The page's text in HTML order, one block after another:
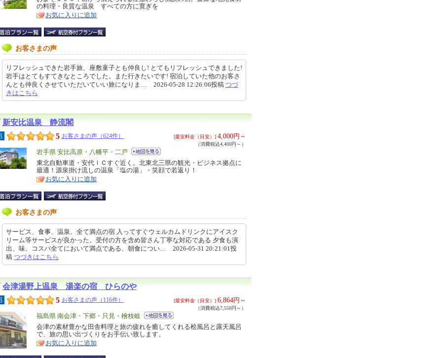
ア
徴
の料理・良質な温泉 すべての方に寛ぎを
お気に入りに追加
お客さまの声
リフレッシュできた岩手旅、座敷童子とも仲良し! とてもリフレッシュできました!
岩手はとてもすてきなところでした。また行きたいです! 宿泊していた他のお客さ
んとも仲良くさせていただいていい旅になりま… 2026-05-28 12:26:06投稿 つづ
きはこちら
新安比温泉 静流閣
5 お客さまの声（624件） [最安料金（目安）] 4,000円～
（消費税込4,400円～）
エ
リ
ア
岩手県 安比高原・八幡平・二戸
特
徴
東北自動車道・安代ＩＣすぐ近く。北東北三県の観光・ビジネス拠点に
最適！源泉掛け流しの温泉「塩の湯」・笑顔で若返り！
お気に入りに追加
お客さまの声
サービス、食事、温泉、全て満点の宿 入ってすぐウェルカムドリンクにアイスク
リーム等サービスが良かった。受付の方を含め皆さん丁寧な対応である 夕食も演
出、味、コスパ全てにおいて満点である、朝食につい… 2026-05-31 20:21:01投
稿 つづきはこちら
会津湯野上温泉 湯楽の宿 ひらのや
5 お客さまの声（116件） [最安料金（目安）] 6,864円～
（消費税込7,550円～）
エ
リ
ア
福島県 南会津・下郷・只見・檜枝岐
特
徴
会津の素材豊かな田舎料理と旅の疲れを癒してくれる桧風呂と露天風呂
で、旅の思い出づくりをお手伝い致します。
お気に入りに追加